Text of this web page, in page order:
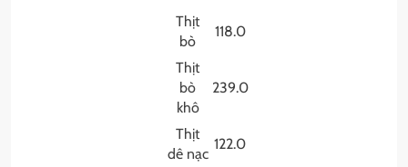
Thịt
bò
118.0
Thịt
bò
khô
239.0
Thịt
dê nạc
122.0